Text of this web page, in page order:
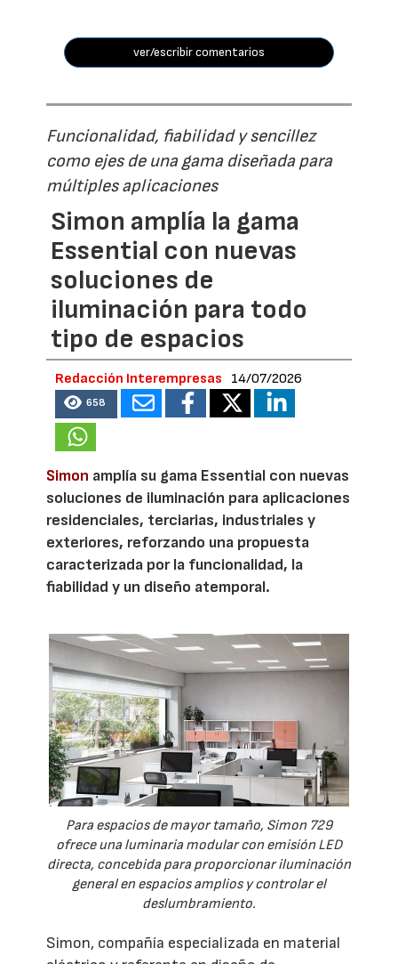
ver/escribir comentarios
Funcionalidad, fiabilidad y sencillez
como ejes de una gama diseñada para
múltiples aplicaciones
Simon amplía la gama
Essential con nuevas
soluciones de
iluminación para todo
tipo de espacios
Redacción Interempresas 14/07/2026
658
Simon amplía su gama Essential con nuevas
soluciones de iluminación para aplicaciones
residenciales, terciarias, industriales y
exteriores, reforzando una propuesta
caracterizada por la funcionalidad, la
fiabilidad y un diseño atemporal.
Para espacios de mayor tamaño, Simon 729
ofrece una luminaria modular con emisión LED
directa, concebida para proporcionar iluminación
general en espacios amplios y controlar el
deslumbramiento.
Simon, compañía especializada en material